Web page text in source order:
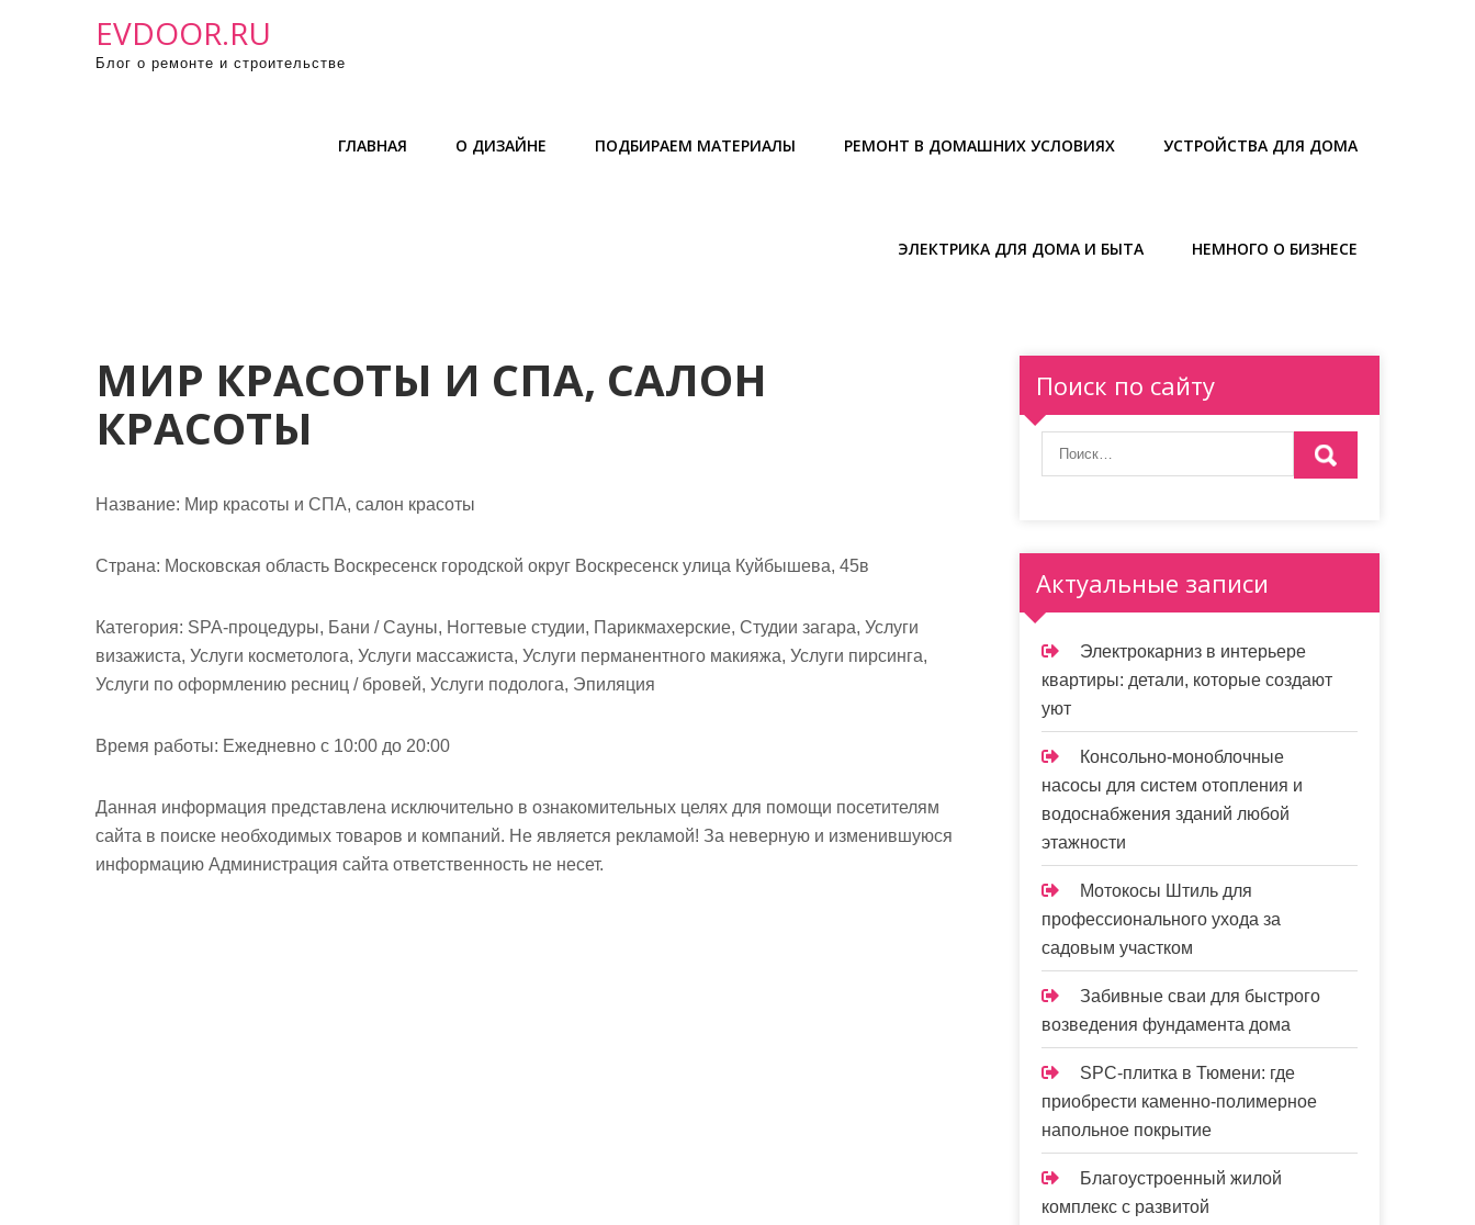
EVDOOR.RU
Блог о ремонте и строительстве
ГЛАВНАЯ О ДИЗАЙНЕ ПОДБИРАЕМ МАТЕРИАЛЫ РЕМОНТ В ДОМАШНИХ УСЛОВИЯХ УСТРОЙСТВА ДЛЯ ДОМА
ЭЛЕКТРИКА ДЛЯ ДОМА И БЫТА НЕМНОГО О БИЗНЕСЕ
МИР КРАСОТЫ И СПА, САЛОН
КРАСОТЫ
Название: Мир красоты и СПА, салон красоты
Страна: Московская область Воскресенск городской округ Воскресенск улица Куйбышева, 45в
Категория: SPA-процедуры, Бани / Сауны, Ногтевые студии, Парикмахерские, Студии загара, Услуги
визажиста, Услуги косметолога, Услуги массажиста, Услуги перманентного макияжа, Услуги пирсинга,
Услуги по оформлению ресниц / бровей, Услуги подолога, Эпиляция
Время работы: Ежедневно с 10:00 до 20:00
Данная информация представлена исключительно в ознакомительных целях для помощи посетителям
сайта в поиске необходимых товаров и компаний. Не является рекламой! За неверную и изменившуюся
информацию Администрация сайта ответственность не несет.
Поиск по сайту
Актуальные записи
Электрокарниз в интерьере
квартиры: детали, которые создают
уют
Консольно-моноблочные
насосы для систем отопления и
водоснабжения зданий любой
этажности
Мотокосы Штиль для
профессионального ухода за
садовым участком
Забивные сваи для быстрого
возведения фундамента дома
SPC-плитка в Тюмени: где
приобрести каменно-полимерное
напольное покрытие
Благоустроенный жилой
комплекс с развитой